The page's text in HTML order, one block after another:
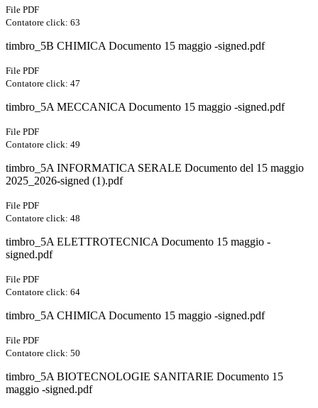
File PDF
Contatore click: 63
timbro_5B CHIMICA Documento 15 maggio -signed.pdf
File PDF
Contatore click: 47
timbro_5A MECCANICA Documento 15 maggio -signed.pdf
File PDF
Contatore click: 49
timbro_5A INFORMATICA SERALE Documento del 15 maggio
2025_2026-signed (1).pdf
File PDF
Contatore click: 48
timbro_5A ELETTROTECNICA Documento 15 maggio -
signed.pdf
File PDF
Contatore click: 64
timbro_5A CHIMICA Documento 15 maggio -signed.pdf
File PDF
Contatore click: 50
timbro_5A BIOTECNOLOGIE SANITARIE Documento 15
maggio -signed.pdf